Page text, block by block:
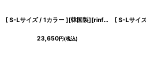
[ S-Lサイズ / 1カラー ][韓国製][rinfarre]半袖・パフスリーブ・立体フラワーモチーフ・Vネック・タイト・ミディアムドレス・ワンピース[薗田杏奈着用][送料無料]
23,650円(税込)